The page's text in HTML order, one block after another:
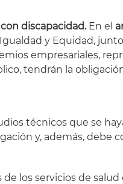
discapacidad.En el
y Equidad,
empresariales,
tendrán la
técnicos que se
y, además, debe
los servicios de salud